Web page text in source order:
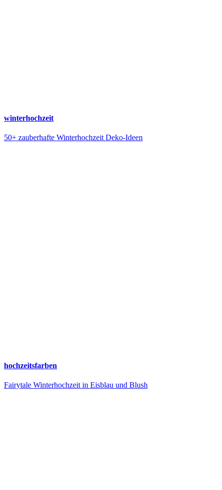
winterhochzeit
50+ zauberhafte Winterhochzeit Deko-Ideen
hochzeitsfarben
Fairytale Winterhochzeit in Eisblau und Blush